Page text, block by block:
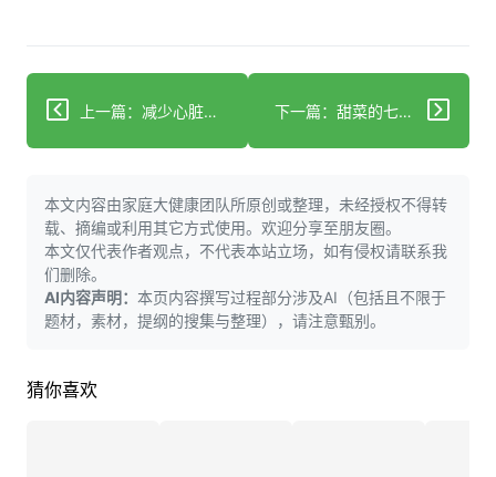
上一篇：减少心脏病风险的三个建议：来自研究心血管与肠道健康关联的科学家 下一篇：甜菜的七大鲜为人知的益处（即使会让厨房变粉红）
本文内容由家庭大健康团队所原创或整理，未经授权不得转
载、摘编或利用其它方式使用。欢迎分享至朋友圈。
本文仅代表作者观点，不代表本站立场，如有侵权请联系我
们删除。
AI内容声明： 本页内容撰写过程部分涉及AI（包括且不限于
题材，素材，提纲的搜集与整理），请注意甄别。
猜你喜欢